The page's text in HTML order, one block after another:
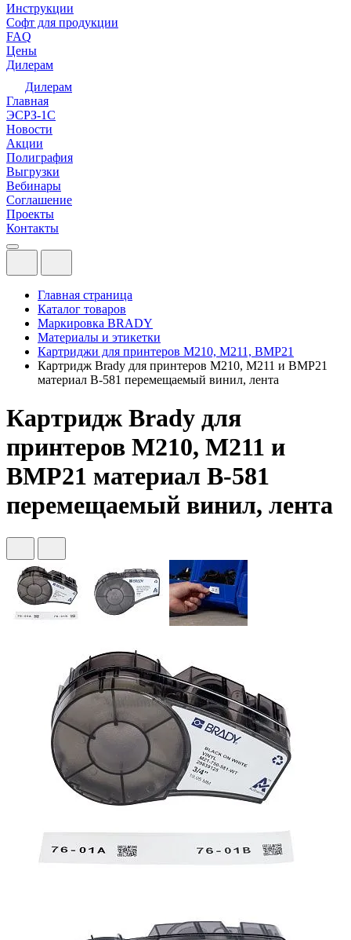
Инструкции
Софт для продукции
FAQ
Цены
Дилерам
Дилерам
Главная
ЭСРЗ-1С
Новости
Акции
Полиграфия
Выгрузки
Вебинары
Соглашение
Проекты
Контакты
Главная страница
Каталог товаров
Маркировка BRADY
Материалы и этикетки
Картриджи для принтеров М210, M211, ВМР21
Картридж Brady для принтеров M210, M211 и BMP21
материал B-581 перемещаемый винил, лента
Картридж Brady для
принтеров M210, M211 и
BMP21 материал B-581
перемещаемый винил, лента